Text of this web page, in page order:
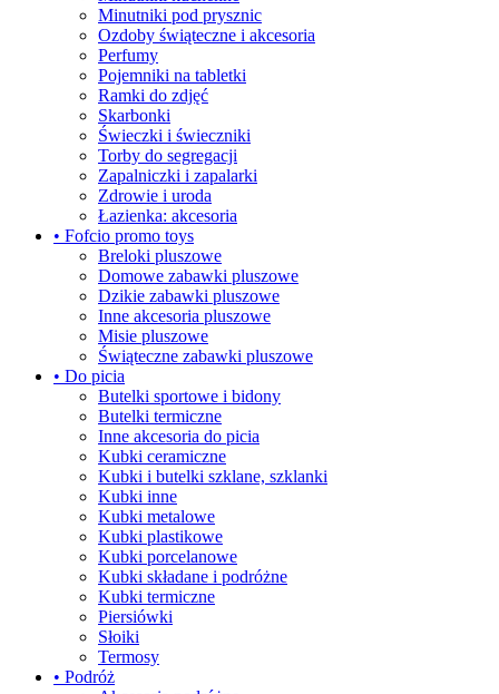
Minutniki pod prysznic
Ozdoby świąteczne i akcesoria
Perfumy
Pojemniki na tabletki
Ramki do zdjęć
Skarbonki
Świeczki i świeczniki
Torby do segregacji
Zapalniczki i zapalarki
Zdrowie i uroda
Łazienka: akcesoria
• Fofcio promo toys
Breloki pluszowe
Domowe zabawki pluszowe
Dzikie zabawki pluszowe
Inne akcesoria pluszowe
Misie pluszowe
Świąteczne zabawki pluszowe
• Do picia
Butelki sportowe i bidony
Butelki termiczne
Inne akcesoria do picia
Kubki ceramiczne
Kubki i butelki szklane, szklanki
Kubki inne
Kubki metalowe
Kubki plastikowe
Kubki porcelanowe
Kubki składane i podróżne
Kubki termiczne
Piersiówki
Słoiki
Termosy
• Podróż